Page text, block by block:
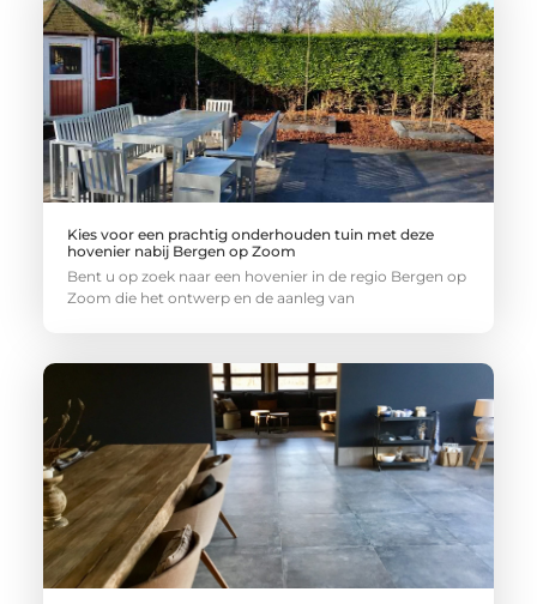
Kies voor een prachtig onderhouden tuin met deze
hovenier nabij Bergen op Zoom
Bent u op zoek naar een hovenier in de regio Bergen op
Zoom die het ontwerp en de aanleg van